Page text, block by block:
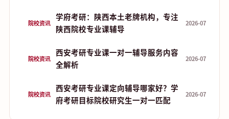
院校资讯
学府考研：陕西本土老牌机构，专注
陕西院校专业课辅导
2026-07
院校资讯
西安考研专业课一对一辅导服务内容
全解析
2026-07
院校资讯
西安考研专业课定向辅导哪家好？学
府考研目标院校研究生一对一匹配
2026-07